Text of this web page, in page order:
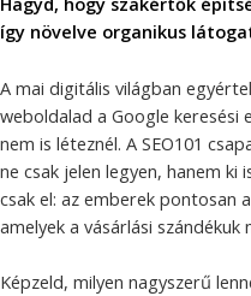
így növelve organikus
A mai digitális világban
weboldalad a Google keresési
nem is léteznél. A SEO101
ne csak jelen legyen, hanem
csak el: az emberek pontosan
amelyek a vásárlási
Képzeld, milyen nagyszerű